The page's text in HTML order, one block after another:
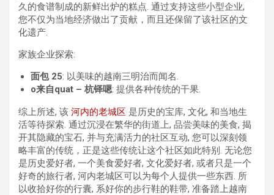
久的食谱制成的新鲜出炉的糕点. 通过支持这些小型企业,
您不仅为当地经济做出了贡献，而且还保留了该社区的文
化遗产.
家族企业探索:
面包 25: 以美味的越南三明治而闻名.
o来自quat – 杭铎嗯: 提供各种传统的干果.
综上所述, 该 河内的老城区 是历史的宝库, 文化, 和当地生
活等待探索. 通过沉浸在繁华的街道上, 品尝美味的美食, 揭
开其隐藏的宝石, 并与充满活力的社区互动, 您可以深刻领
略丰富的传统，正是这些传统让这个社区如此特别. 无论您
是历史爱好者, 一个美食爱好者, 文化爱好者, 或者只是一个
好奇的旅行者, 河内老城区可以为每个人提供一些东西. 所
以收拾好你的行囊, 系好你的步行鞋的鞋带, 准备踏上越南